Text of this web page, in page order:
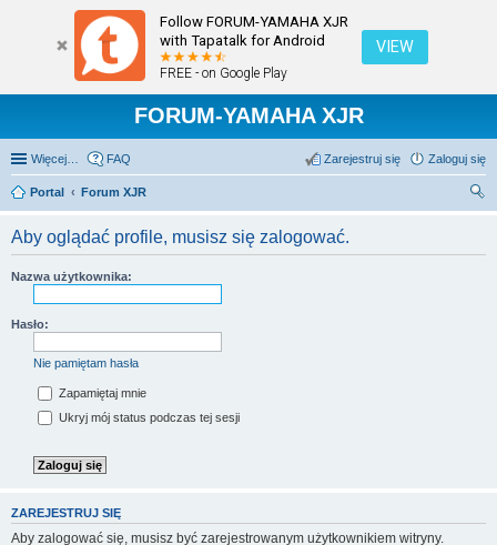
Follow FORUM-YAMAHA XJR
with Tapatalk for Android
FREE - on Google Play
VIEW
FORUM-YAMAHA XJR
Więcej… FAQ Zaloguj się
Zarejestruj się
Portal
Forum XJR
Aby oglądać profile, musisz się zalogować.
Nazwa użytkownika:
Hasło:
Nie pamiętam hasła
Zapamiętaj mnie
Ukryj mój status podczas tej sesji
ZAREJESTRUJ SIĘ
Aby zalogować się, musisz być zarejestrowanym użytkownikiem witryny.